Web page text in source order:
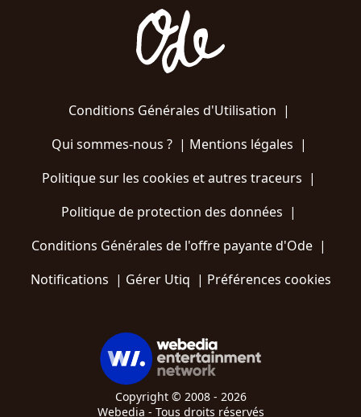
Conditions Générales d'Utilisation |
Qui sommes-nous ?| Mentions légales |
Politique sur les cookies et autres traceurs |
Politique de protection des données |
Conditions Générales de l'offre payante d'Ode |
Notifications | Gérer Utiq | Préférences cookies
Copyright © 2008 - 2026
Webedia - Tous droits réservés